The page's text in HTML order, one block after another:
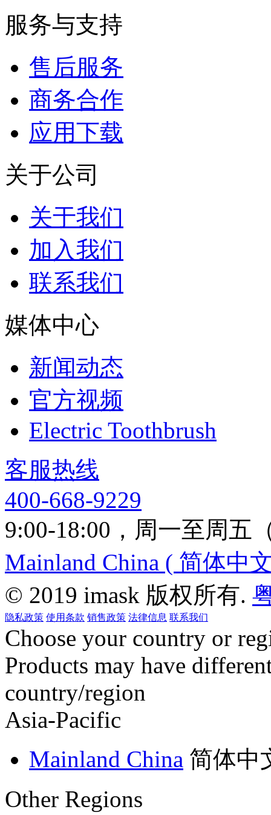
服务与支持
售后服务
商务合作
应用下载
关于公司
关于我们
加入我们
联系我们
媒体中心
新闻动态
官方视频
Electric Toothbrush
客服热线
400-668-9229
9:00-18:00，周一至周五
Mainland China ( 简体中
© 2019 imask 版权所有.
隐私政策 使用条款 销售政策 法律信息 联系我们
Choose your country or
Products may have
country/region
Asia-Pacific
Mainland China 简体中
Other Regions